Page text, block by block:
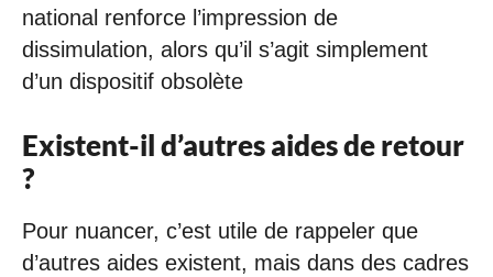
national renforce l’impression de
dissimulation, alors qu’il s’agit simplement
d’un dispositif obsolète
Existent-il d’autres aides de retour
?
Pour nuancer, c’est utile de rappeler que
d’autres aides existent, mais dans des cadres